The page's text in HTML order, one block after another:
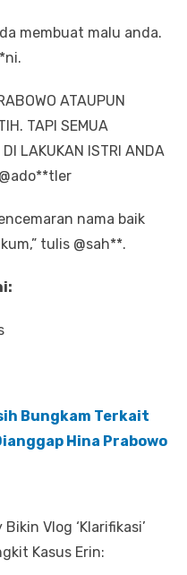
membuat malu anda.
ATAUPUN
TAPI SEMUA
LAKUKAN ISTRI ANDA
nama baik
tulis @sah**.
Bungkam Terkait
Hina Prabowo
Vlog ‘Klarifikasi’
Kasus Erin: